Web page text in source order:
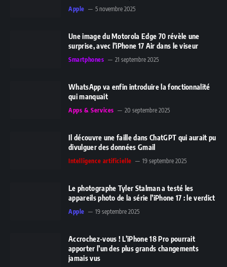
Apple 5 novembre 2025
Une image du Motorola Edge 70 révèle une
surprise, avec l’iPhone 17 Air dans le viseur
Smartphones 21 septembre 2025
WhatsApp va enfin introduire la fonctionnalité
qui manquait
Apps & Services 20 septembre 2025
Il découvre une faille dans ChatGPT qui aurait pu
divulguer des données Gmail
Intelligence artificielle 19 septembre 2025
Le photographe Tyler Stalman a testé les
appareils photo de la série l’iPhone 17 : le verdict
Apple 19 septembre 2025
Accrochez-vous ! L’iPhone 18 Pro pourrait
apporter l’un des plus grands changements
jamais vus